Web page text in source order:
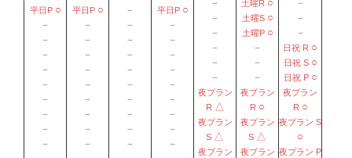
平日P ○
－
－
－
－
－
－
－
－
－
平日P ○
－
－
－
－
－
－
－
－
－
－
－
－
－
－
－
－
－
－
－
平日P ○
－
－
－
－
－
－
－
－
－
－
－
－
－
－
－
夜プラン
R △
夜プラン
S △
夜プラン
土曜R ○
土曜S ○
土曜P ○
－
－
－
夜プラン
R ○
夜プラン
S △
夜プラン
－
－
－
日祝 R ○
日祝 S ○
日祝 P ○
夜プラン
R ○
夜プラン S
○
夜プラン P